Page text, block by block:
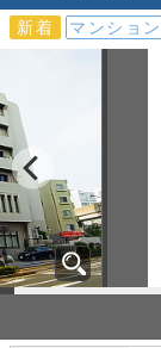
新着 マンション